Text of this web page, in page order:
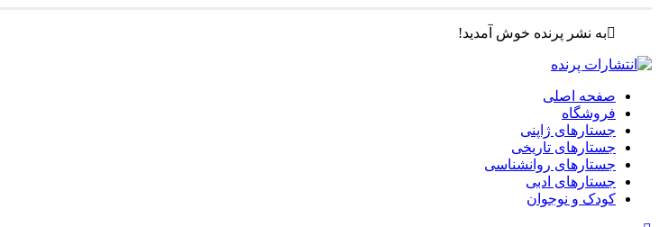
به نشر پرنده خوش آمدید!
صفحه اصلی
فروشگاه
جستارهای ژاپنی
جستارهای تاریخی
جستارهای روانشناسی
جستارهای ادبی
کودک و نوجوان